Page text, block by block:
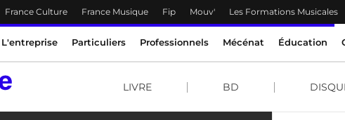
France Culture France Musique Fip Mouv' Les Formations Musicales
Menu principal
L'entreprise Particuliers Professionnels Mécénat Éducation
LIVRE BD